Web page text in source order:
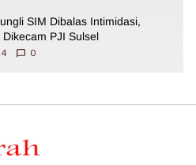
SIM Dibalas Intimidasi,
PJI Sulsel
0